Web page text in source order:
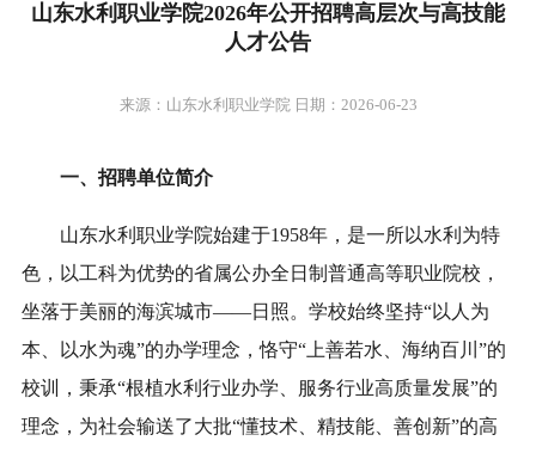
山东水利职业学院2026年公开招聘高层次与高技能
人才公告
来源：山东水利职业学院 日期：2026-06-23
一、招聘单位简介
山东水利职业学院始建于1958年，是一所以水利为特
色，以工科为优势的省属公办全日制普通高等职业院校，
坐落于美丽的海滨城市——日照。学校始终坚持“以人为
本、以水为魂”的办学理念，恪守“上善若水、海纳百川”的
校训，秉承“根植水利行业办学、服务行业高质量发展”的
理念，为社会输送了大批“懂技术、精技能、善创新”的高